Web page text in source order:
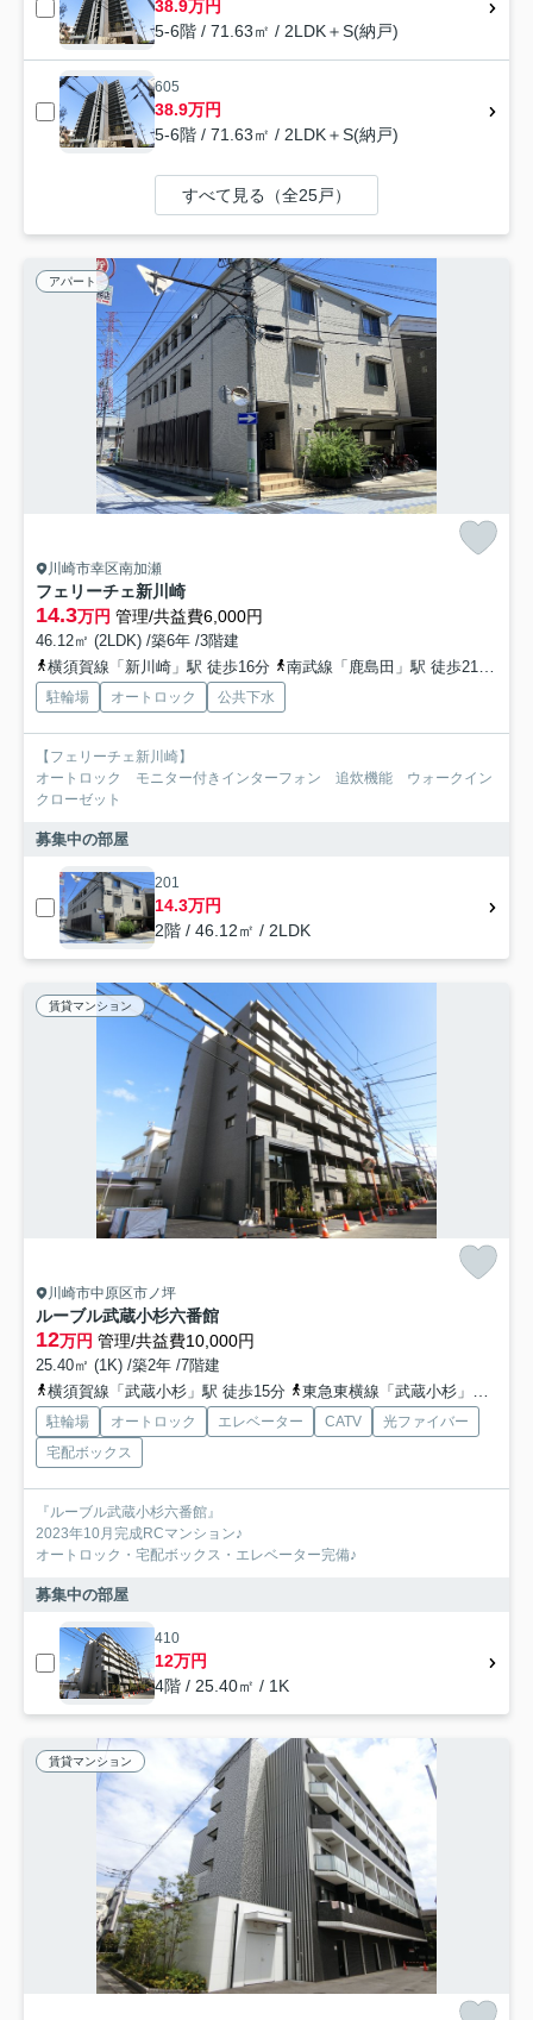
38.9万円
5-6階 / 71.63㎡ / 2LDK＋S(納戸)
605
38.9万円
5-6階 / 71.63㎡ / 2LDK＋S(納戸)
すべて見る（全25戸）
アパート
川崎市幸区南加瀬
フェリーチェ新川崎
14.3万円 管理/共益費6,000円
46.12㎡ (2LDK) /築6年 /3階建
横須賀線「新川崎」駅 徒歩16分
南武線「鹿島田」駅 徒歩21分
駐輪場 オートロック 公共下水
【フェリーチェ新川崎】
オートロック モニター付きインターフォン 追炊機能 ウォークイン
クローゼット
募集中の部屋
201
14.3万円
2階 / 46.12㎡ / 2LDK
賃貸マンション
川崎市中原区市ノ坪
ルーブル武蔵小杉六番館
12万円 管理/共益費10,000円
25.40㎡ (1K) /築2年 /7階建
横須賀線「武蔵小杉」駅 徒歩15分
東急東横線「武蔵小杉」駅 徒歩18分
駐輪場 オートロック エレベーター CATV
光ファイバー
宅配ボックス
『ルーブル武蔵小杉六番館』
2023年10月完成RCマンション♪
オートロック・宅配ボックス・エレベーター完備♪
募集中の部屋
410
12万円
4階 / 25.40㎡ / 1K
賃貸マンション